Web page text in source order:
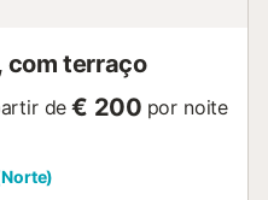
com terraço
de € 200 por noite